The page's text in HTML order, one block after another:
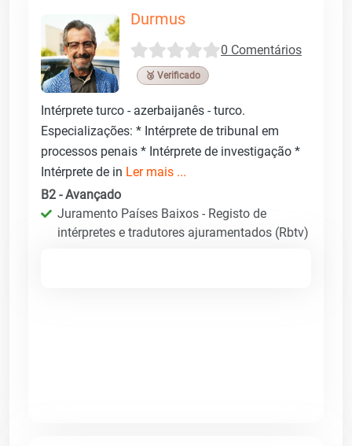
Durmus
0 Comentários
🥉 Verificado
Intérprete turco - azerbaijanês - turco.
Especializações: * Intérprete de tribunal em
processos penais * Intérprete de investigação *
Intérprete de in Ler mais ...
B2 - Avançado
Juramento Países Baixos - Registo de
intérpretes e tradutores ajuramentados (Rbtv)